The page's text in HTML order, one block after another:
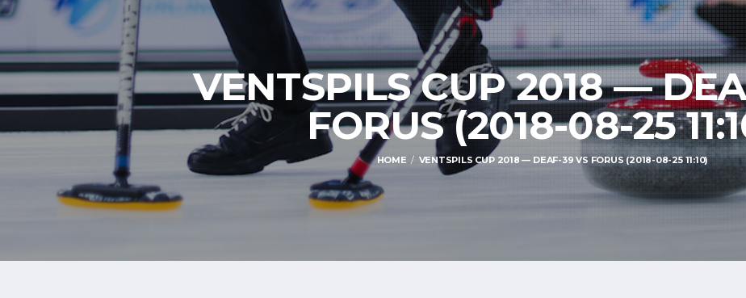
VENTSPILS CUP 2018 —
FORUS (2018-08-25
HOME VENTSPILS CUP 2018 — DEAF-39 VS FORUS (2018-08-25 11:10)